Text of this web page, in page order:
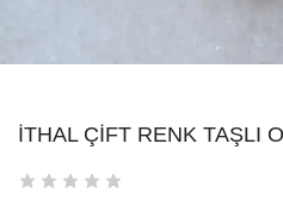
İTHAL ÇIFT RENK TAŞLI